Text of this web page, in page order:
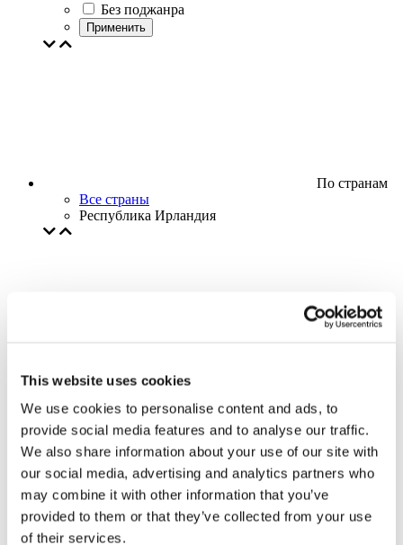
This website uses cookies
We use cookies to personalise content and ads, to
provide social media features and to analyse our traffic.
We also share information about your use of our site with
our social media, advertising and analytics partners who
may combine it with other information that you’ve
provided to them or that they’ve collected from your use
of their services.
Без поджанра
Применить
По странам
Все страны
Республика Ирландия